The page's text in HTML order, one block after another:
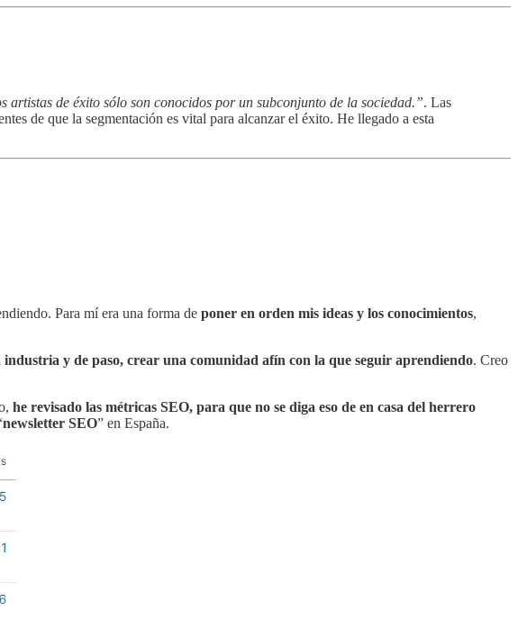
de éxito sólo son conocidos por un subconjunto de la sociedad.”. Las
de que la segmentación es vital para alcanzar el éxito. He llegado a esta
Para mí era una forma de poner en orden mis ideas y los conocimientos,
y de paso, crear una comunidad afín con la que seguir aprendiendo. Creo
he revisado las métricas SEO, para que no se diga eso de en casa del herrero
newsletter SEO” en España.